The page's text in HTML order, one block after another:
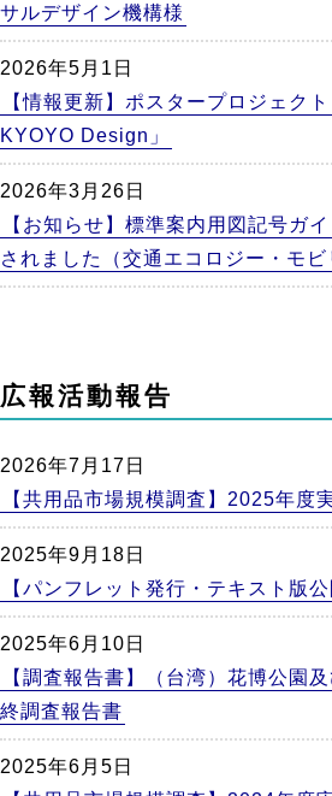
サルデザイン機構様
2026年5月1日
【情報更新】ポスタープロジェク
KYOYO Design」
2026年3月26日
【お知らせ】標準案内用図記号ガ
されました（交通エコロジー・モビ
広報活動報告
2026年7月17日
【共用品市場規模調査】2025年度
2025年9月18日
【パンフレット発行・テキスト版
2025年6月10日
【調査報告書】（台湾）花博公園
終調査報告書
2025年6月5日